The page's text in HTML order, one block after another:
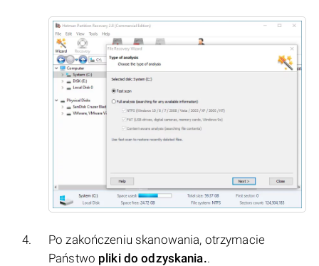
Po zakończeniu skanowania, otrzymacie
Państwo pliki do odzyskania..